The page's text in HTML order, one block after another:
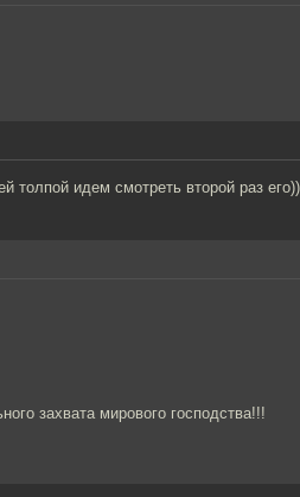
толпой идем смотреть второй раз его))
захвата мирового господства!!!